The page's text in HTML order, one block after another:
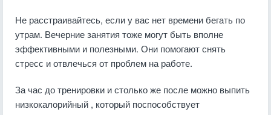
Не расстраивайтесь, если у вас нет времени бегать по
утрам. Вечерние занятия тоже могут быть вполне
эффективными и полезными. Они помогают снять
стресс и отвлечься от проблем на работе.
За час до тренировки и столько же после можно выпить
низкокалорийный , который поспособствует